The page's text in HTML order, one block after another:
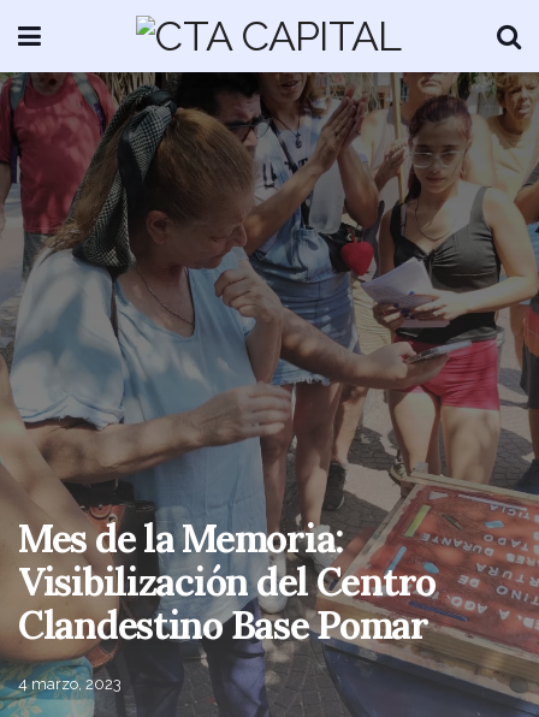
Mes de la Memoria:
Visibilización del Centro
Clandestino Base Pomar
4 marzo, 2023